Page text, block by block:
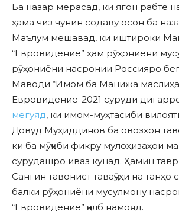
Ба назар мерасад, ки ягон рабте
ҳама чиз чунин содаву осон ба
Маълум мешавад, ки иштироки
“Евровидение” ҳам рӯҳониёни
рӯҳониёни насронии Россияро
Маводи “Имом ба Манижа
Евровидение-2021 суруди
мегуяд, ки имом-муҳтасиби
Довуд Муҳиддинов ба овозхон
ки ба мӯҷиби фикру мулоҳизаҳои
сурудашро иваз кунад. Ҳамин
Сангин тавонист таваҷҷӯҳи на
балки рӯҳониёни мусулмону
“Евровидение” ҷалб намояд.